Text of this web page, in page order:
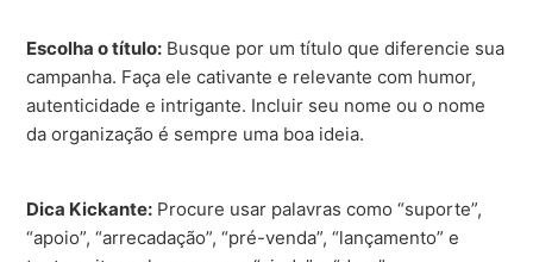
Escolha o título: Busque por um título que diferencie sua
campanha. Faça ele cativante e relevante com humor,
autenticidade e intrigante. Incluir seu nome ou o nome
da organização é sempre uma boa ideia.
Dica Kickante: Procure usar palavras como “suporte”,
“apoio”, “arrecadação”, “pré-venda”, “lançamento” e